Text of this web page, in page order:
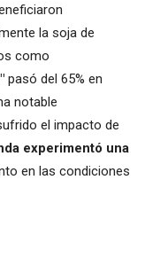
la soja de
como
pasó del 65% en
notable
el impacto de
experimentó una
en las condiciones